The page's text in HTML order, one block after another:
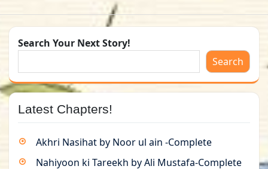
Search Your Next Story!
Search
Latest Chapters!
Akhri Nasihat by Noor ul ain -Complete
Nahiyoon ki Tareekh by Ali Mustafa-Complete